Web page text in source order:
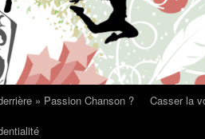
» Passion Chanson ?
Casser la